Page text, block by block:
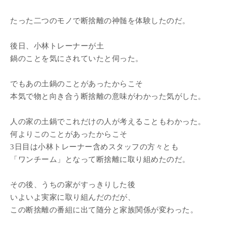
たった二つのモノで断捨離の神髄を体験したのだ。
後日、小林トレーナーが土
鍋のことを気にされていたと伺った。
でもあの土鍋のことがあったからこそ
本気で物と向き合う断捨離の意味がわかった気がした。
人の家の土鍋でこれだけの人が考えることもわかった。
何よりこのことがあったからこそ
3日目は小林トレーナー含めスタッフの方々とも
「ワンチーム」となって断捨離に取り組めたのだ。
その後、うちの家がすっきりした後
いよいよ実家に取り組んだのだが、
この断捨離の番組に出て随分と家族関係が変わった。